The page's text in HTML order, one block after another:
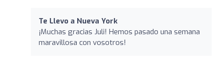
Te Llevo a Nueva York
¡Muchas gracias Juli! Hemos pasado una semana
maravillosa con vosotros!